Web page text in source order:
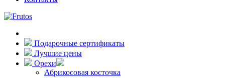
Подарочные сертификаты
Лучшие цены
Орехи
Абрикосовая косточка